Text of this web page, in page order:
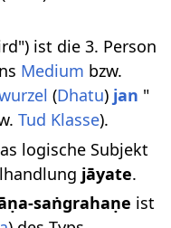
ist die 3. Person
Medium bzw.
(Dhatu) jan "
Tud Klasse).
logische Subjekt
jāyate.
saṅgrahaṇe ist